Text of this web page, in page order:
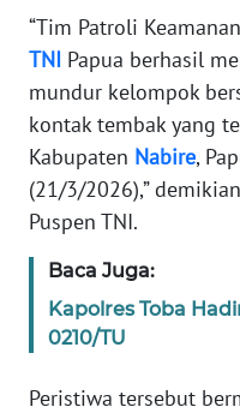
“Tim Patroli
TNI Papua berhasil
mundur kelompok
kontak tembak yang
Kabupaten Nabire,
(21/3/2026),”
Puspen TNI.
Baca Juga:
Kapolres Toba
0210/TU
Peristiwa tersebut
KAMI
IKLAN
TENTANG
KAMI
MEDIA
SIBER